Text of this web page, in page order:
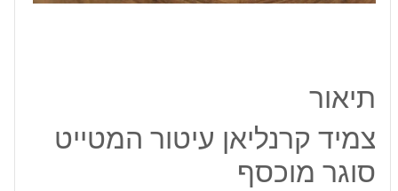
תיאור
צמיד קרנליאן עיטור המטייט
סוגר מוכסף